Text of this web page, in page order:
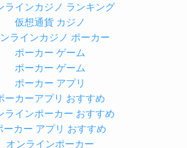
ラインカジノ ランキング
仮想通貨 カジノ
ラインカジノ ポーカー
ポーカー ゲーム
ポーカー ゲーム
ポーカー アプリ
ーカーアプリ おすすめ
ラインポーカー おすすめ
ーカー アプリ おすすめ
オンラインポーカー